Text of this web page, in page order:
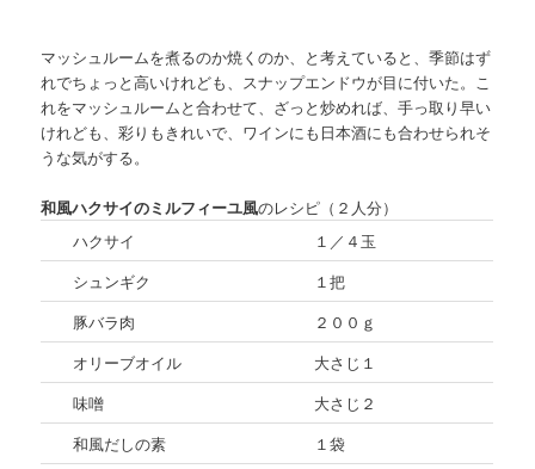
マッシュルームを煮るのか焼くのか、と考えていると、季節はず
れでちょっと高いけれども、スナップエンドウが目に付いた。こ
れをマッシュルームと合わせて、ざっと炒めれば、手っ取り早い
けれども、彩りもきれいで、ワインにも日本酒にも合わせられそ
うな気がする。
和風ハクサイのミルフィーユ風のレシピ（２人分）
ハクサイ
１／４玉
シュンギク
１把
豚バラ肉
２００ｇ
オリーブオイル
大さじ１
味噌
大さじ２
和風だしの素
１袋